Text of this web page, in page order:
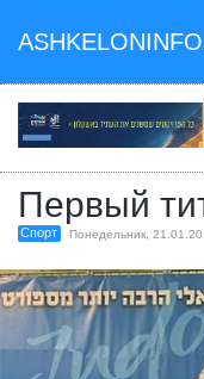
Первый
Спорт Понедельник,